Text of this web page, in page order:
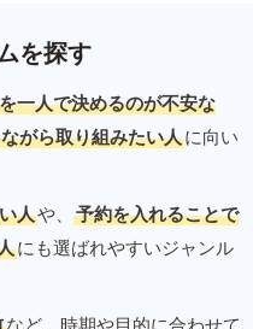
を探す
一人で決めるのが不安な
がら取り組みたい人に向い
人や、
予約を入れることで
にも選ばれやすいジャンル